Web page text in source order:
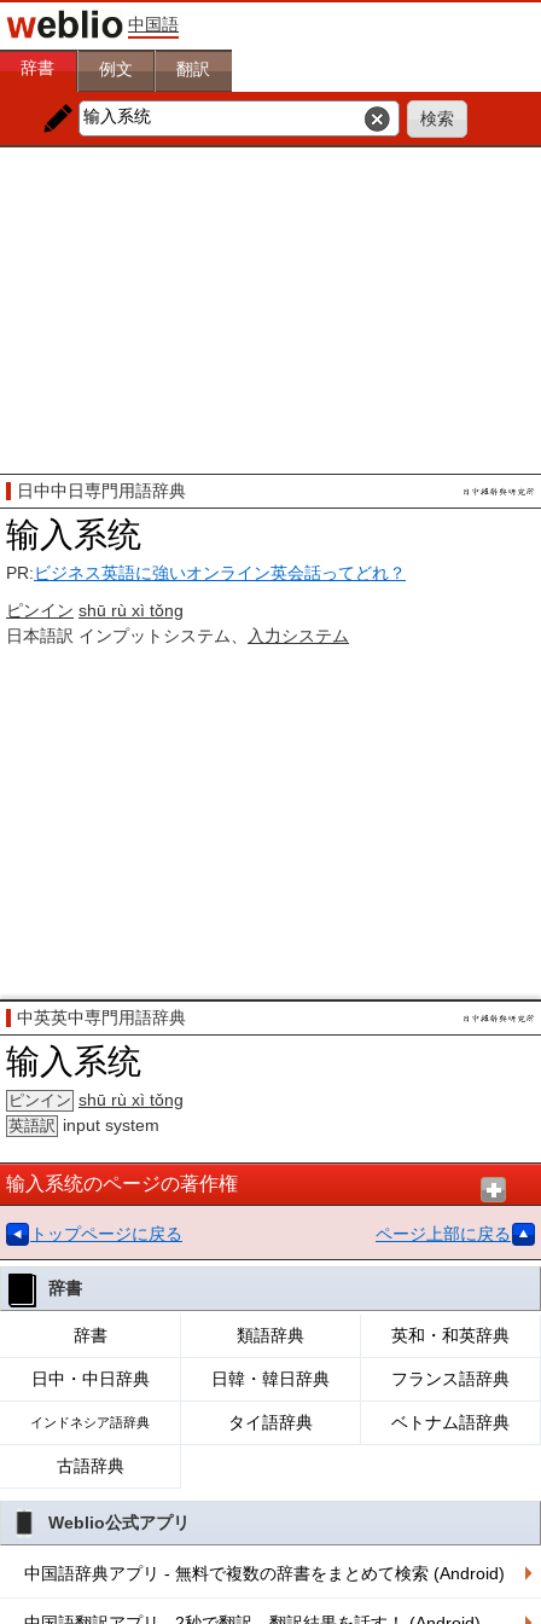
中国語
辞書 例文 翻訳
日中中日専門用語辞典
输入系统
PR:ビジネス英語に強いオンライン英会話ってどれ？
ピンイン shū rù xì tǒng
日本語訳 インプットシステム、 入力システム
中英英中専門用語辞典
输入系统
ピンイン shū rù xì tǒng
英語訳 input system
输入系统のページの著作権
トップページに戻る ページ上部に戻る
辞書
辞書 類語辞典 英和・和英辞典
日中・中日辞典 日韓・韓日辞典 フランス語辞典
インドネシア語辞典 タイ語辞典 ベトナム語辞典
古語辞典
Weblio公式アプリ
中国語辞典アプリ - 無料で複数の辞書をまとめて検索 (Android)